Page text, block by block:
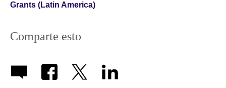
Grants (Latin America)
Comparte esto